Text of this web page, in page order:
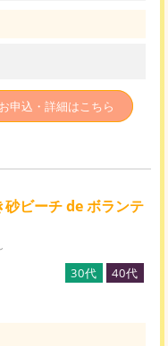
お申込・詳細はこちら
ビーチ de ボランテ
30代 40代